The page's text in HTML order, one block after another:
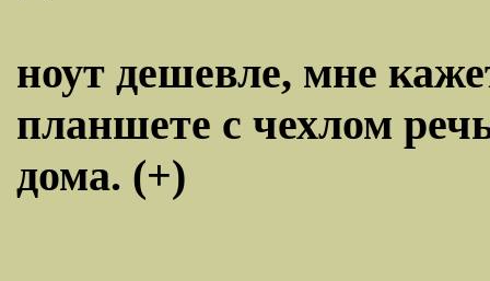
ноут дешевле, мне
планшете с чехлом
дома. (+)